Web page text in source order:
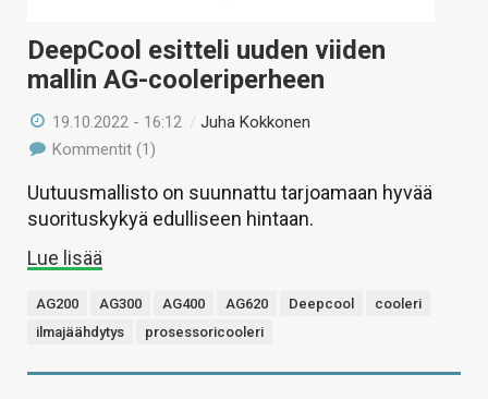
DeepCool esitteli uuden viiden
mallin AG-cooleriperheen
19.10.2022 - 16:12 /Juha Kokkonen
Kommentit (1)
Uutuusmallisto on suunnattu tarjoamaan hyvää
suorituskykyä edulliseen hintaan.
Lue lisää
AG200 AG300 AG400 AG620 Deepcool
cooleri
ilmajäähdytys
prosessoricooleri